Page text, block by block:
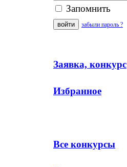
Запомнить
забыли пароль ?
Заявка, конкурс
Избранное
Все конкурсы